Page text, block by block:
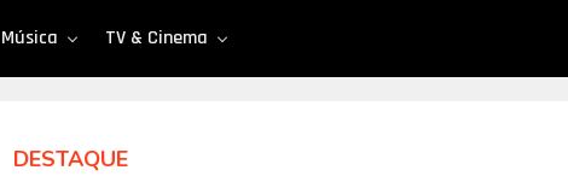
Música TV & Cinema
DESTAQUE